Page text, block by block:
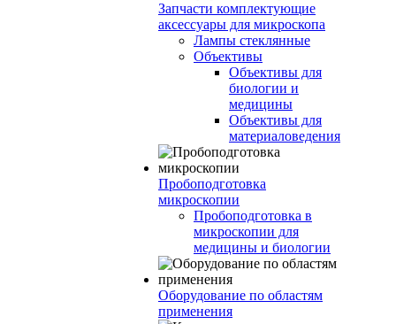
Запчасти комплектующие
аксессуары для микроскопа
Лампы стеклянные
Объективы
Объективы для
биологии и
медицины
Объективы для
материаловедения
Пробоподготовка
микроскопии
Пробоподготовка в
микроскопии для
медицины и биологии
Оборудование по областям
применения